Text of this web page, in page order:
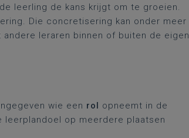
leerling de kans krijgt om te groeien.
Die concretisering kan onder meer
leraren binnen of buiten de eigen
wie een rol opneemt in de
leerplandoel op meerdere plaatsen